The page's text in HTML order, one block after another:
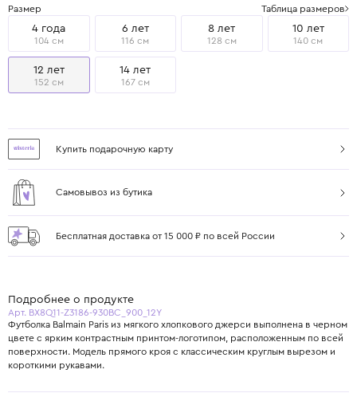
Размер Таблица размеров
4 года
104 см
6 лет
116 см
8 лет
128 см
10 лет
140 см
12 лет
152 см
14 лет
167 см
Купить подарочную карту
Самовывоз из бутика
Бесплатная доставка от 15 000 ₽ по всей России
Подробнее о продукте
Арт. BX8Q11-Z3186-930BC_900_12Y
Футболка Balmain Paris из мягкого хлопкового джерси выполнена в черном
цвете с ярким контрастным принтом-логотипом, расположенным по всей
поверхности. Модель прямого кроя с классическим круглым вырезом и
короткими рукавами.